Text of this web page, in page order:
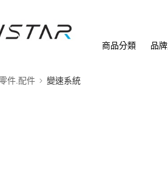
商品分類 品
件.配件 變速系統